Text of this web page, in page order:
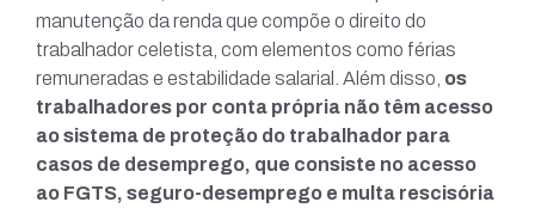
manutenção da renda que compõe o direito do
trabalhador celetista, com elementos como férias
remuneradas e estabilidade salarial. Além disso, os
trabalhadores por conta própria não têm acesso
ao sistema de proteção do trabalhador para
casos de desemprego, que consiste no acesso
ao FGTS, seguro-desemprego e multa rescisória